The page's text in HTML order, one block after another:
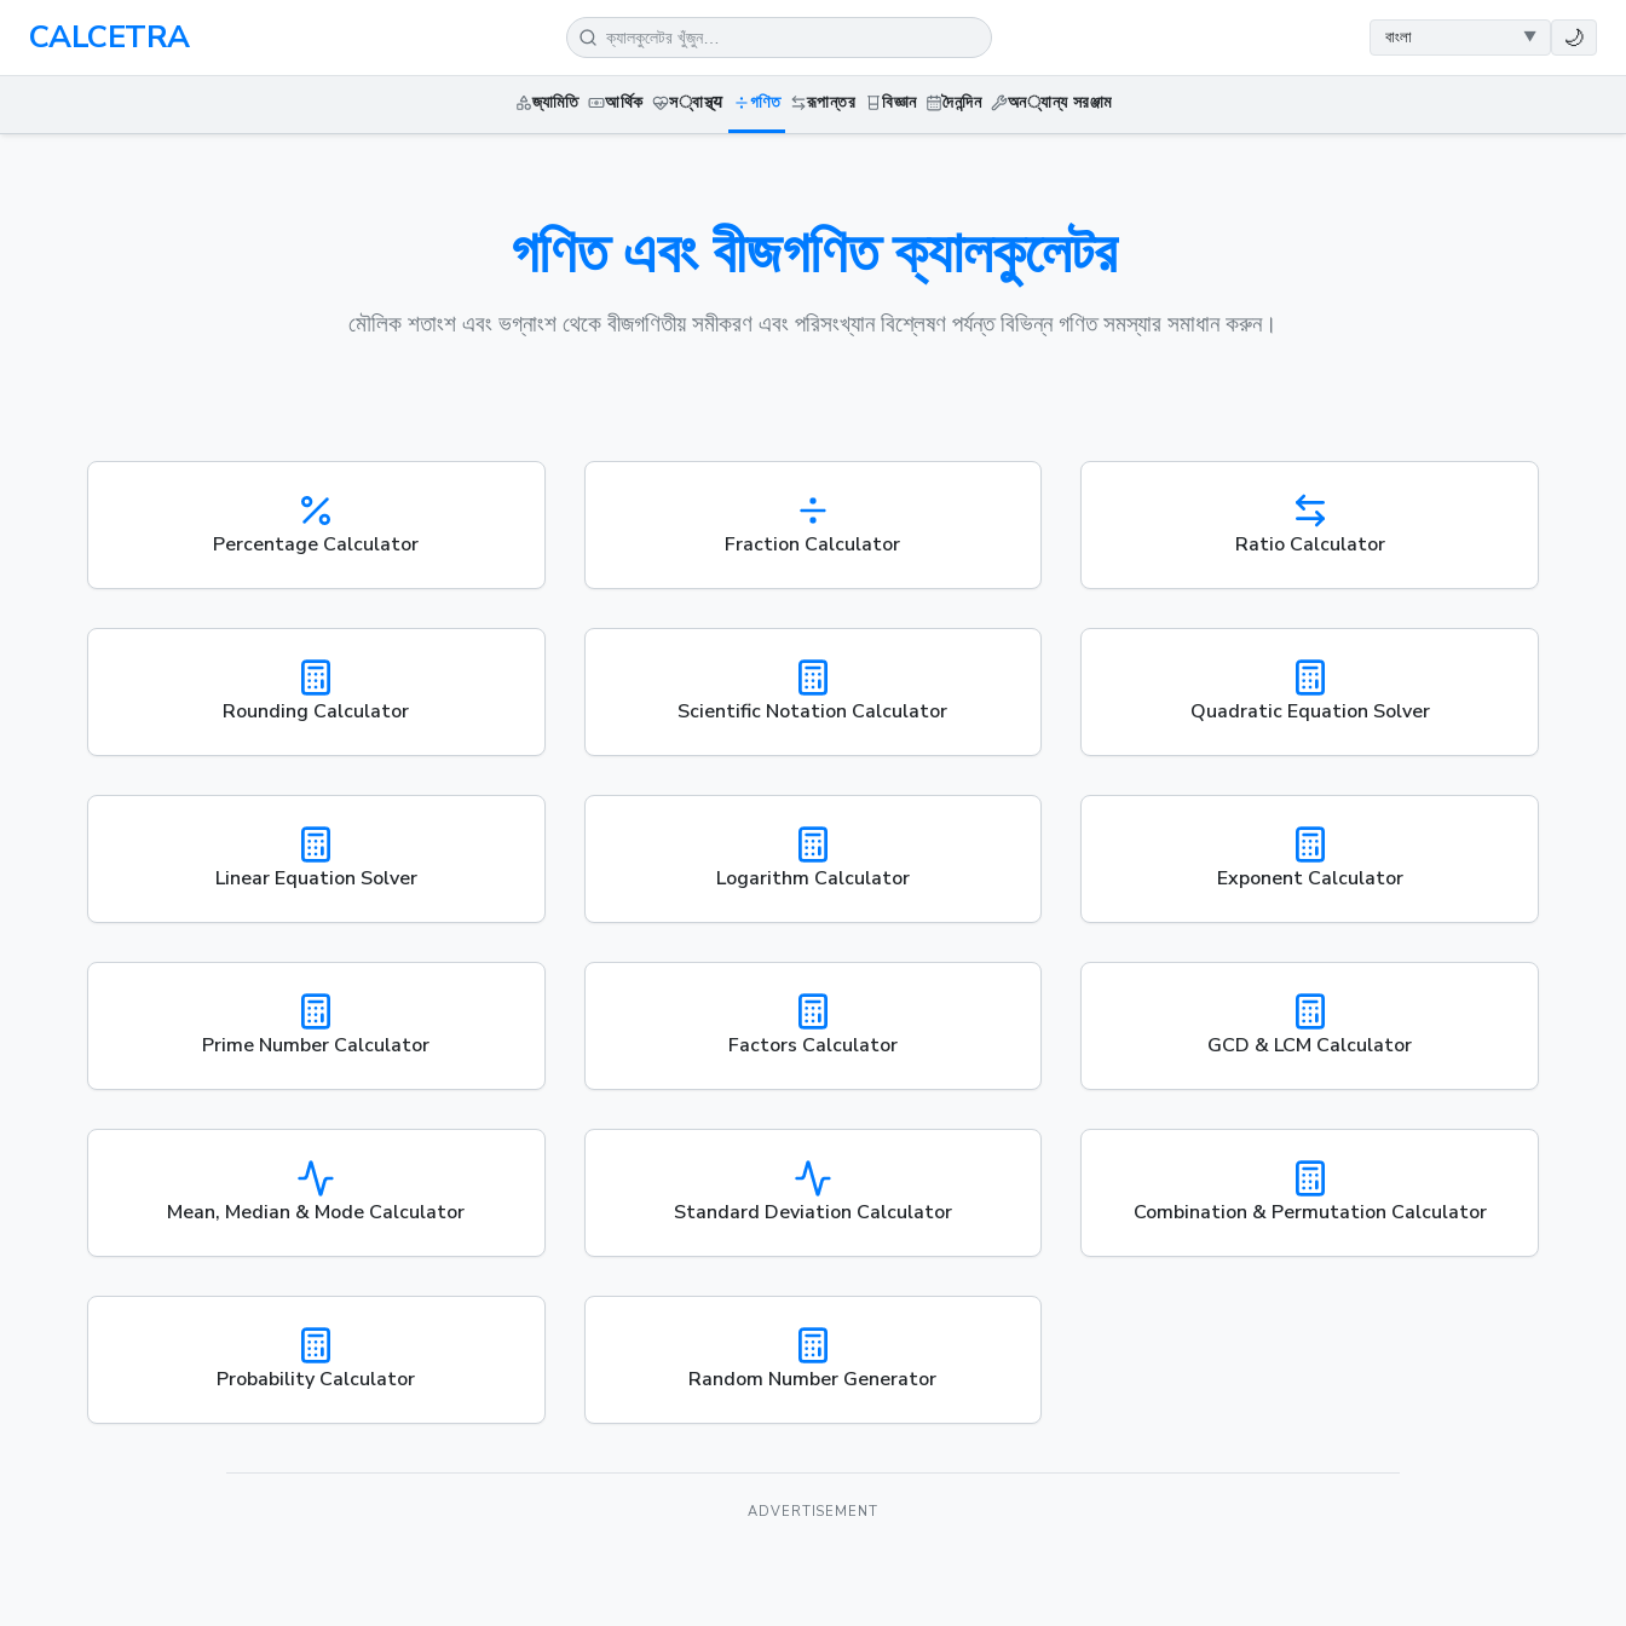
CALCETRA 🌙
জ্যামিতি আর্থিক স्বাস্থ্य গণিত রূপান্তর বিজ্ঞান দৈনন্দিন অন्যান্য সরঞ্জাম
গণিত এবং বীজগণিত ক্যালকুলেটর
মৌলিক শতাংশ এবং ভগ্নাংশ থেকে বীজগণিতীয় সমীকরণ এবং পরিসংখ্যান বিশ্লেষণ পর্যন্ত বিভিন্ন গণিত সমস্যার সমাধান করুন।
Percentage Calculator Fraction Calculator Ratio Calculator
Rounding Calculator Scientific Notation Calculator Quadratic Equation Solver
Linear Equation Solver Logarithm Calculator Exponent Calculator
Prime Number Calculator Factors Calculator GCD & LCM Calculator
Mean, Median & Mode Calculator Standard Deviation Calculator Combination & Permutation Calculator
Probability Calculator Random Number Generator
ADVERTISEMENT